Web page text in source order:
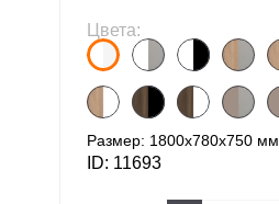
Цвета:
Размер: 1800х780х750 мм
ID: 11693